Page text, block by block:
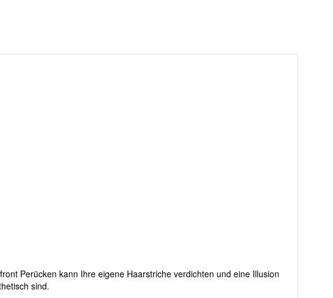
Perücken kann Ihre eigene Haarstriche verdichten und eine Illusion
sind.